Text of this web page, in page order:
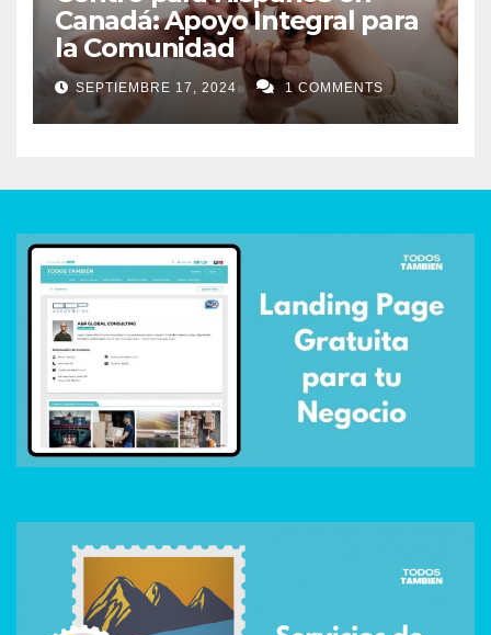
Canadá: Apoyo Integral para
la Comunidad
SEPTIEMBRE 17, 2024 1 COMMENTS